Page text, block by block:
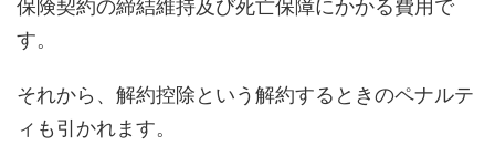
保険契約の締結維持及び死亡保障にかかる費用で
す。
それから、解約控除という解約するときのペナルテ
ィも引かれます。